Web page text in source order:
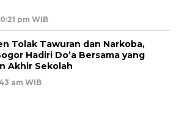
pm WIB
Tolak Tawuran dan Narkoba,
Hadiri Do’a Bersama yang
Akhir Sekolah
am WIB